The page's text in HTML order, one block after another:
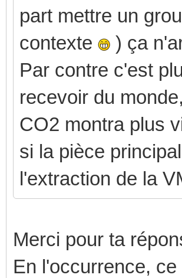
part mettre un
contexte
) ça
Par contre c'est
recevoir du
CO2 montra plus
si la pièce
l'extraction de la
Merci pour ta
En l'occurrence,